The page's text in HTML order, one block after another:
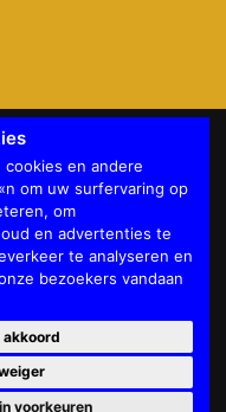
cookies en andere
om uw surfervaring op
om
en advertenties te
te analyseren en
bezoekers vandaan
akkoord
voorkeuren